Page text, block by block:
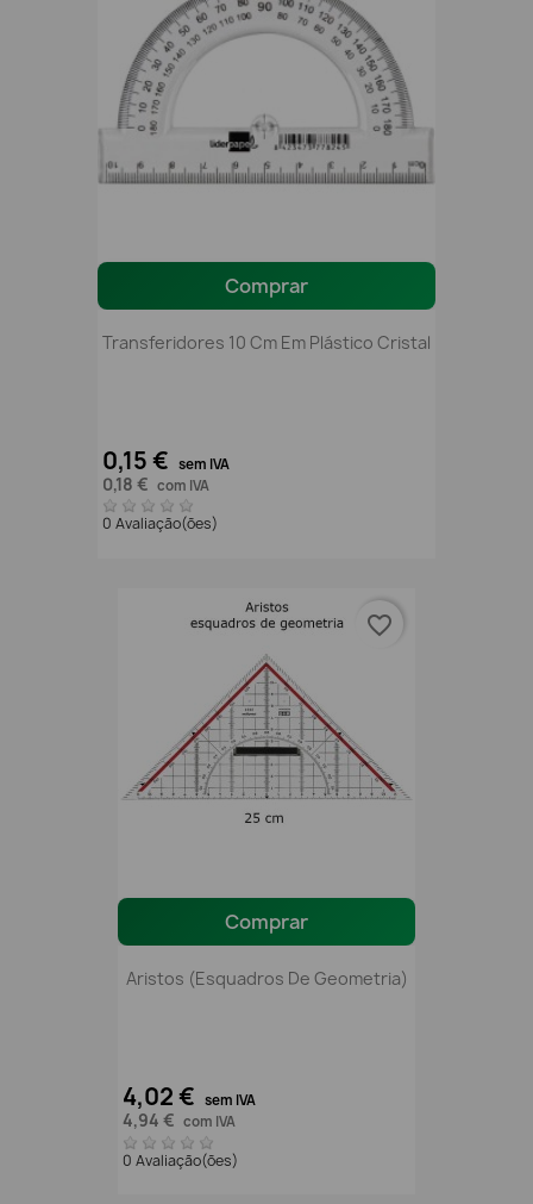
Comprar
Transferidores 10 Cm Em Plástico Cristal
0,15 € sem IVA
0,18 € com IVA
0 Avaliação(ões)
Comprar
Aristos (esquadros De Geometria)
4,02 € sem IVA
4,94 € com IVA
0 Avaliação(ões)
favorite_border